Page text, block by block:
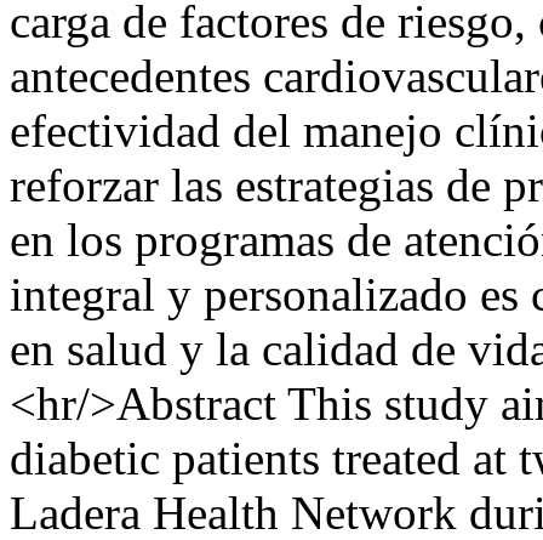
carga de factores de
antecedentes
efectividad del manejo
reforzar las estrategias de
en los programas de
integral y personalizado es
en salud y la calidad de
<hr/>Abstract This study
diabetic patients treated at
Ladera Health Network